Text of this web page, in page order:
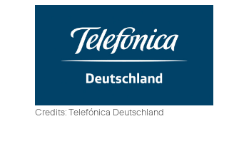
Credits: Telefónica Deutschland